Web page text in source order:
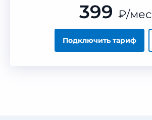
Подключить тариф
399 ₽/мес